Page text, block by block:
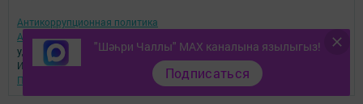
"Шәһри Чаллы" MAX каналына язылыгыз!
Подписаться
Антикоррупционная политика
АО «ТАТМЕДИА» использует «cookie»
для персонализации сервисов и
удобства пользователей сайтом.
Использование «cookie» можно отменить в настройках браузера.
Политика конфиденциальности